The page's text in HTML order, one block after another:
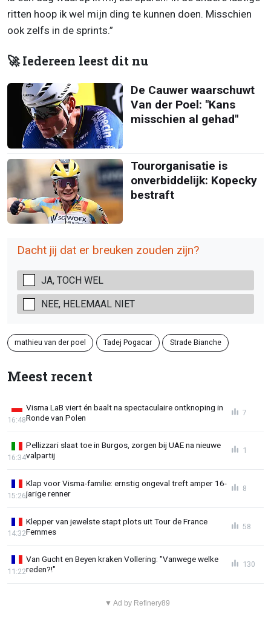
ritten hoop ik wel mijn ding te kunnen doen. Misschien
ook zelfs in de sprints.”
🚀 Iedereen leest dit nu
De Cauwer waarschuwt
Van der Poel: "Kans
misschien al gehad"
Tourorganisatie is
onverbiddelijk: Kopecky
bestraft
Dacht jij dat er breuken zouden zijn?
JA, TOCH WEL
NEE, HELEMAAL NIET
mathieu van der poel Tadej Pogacar Strade Bianche
Meest recent
Visma LaB viert én baalt na spectaculaire ontknoping in
Ronde van Polen
16:48
7
Pellizzari slaat toe in Burgos, zorgen bij UAE na nieuwe
valpartij
16:34
1
Klap voor Visma-familie: ernstig ongeval treft amper 16-
jarige renner
15:26
8
Klepper van jewelste stapt plots uit Tour de France
Femmes
14:32
58
Van Gucht en Beyen kraken Vollering: "Vanwege welke
reden?!"
11:22
130
▼ Ad by Refinery89